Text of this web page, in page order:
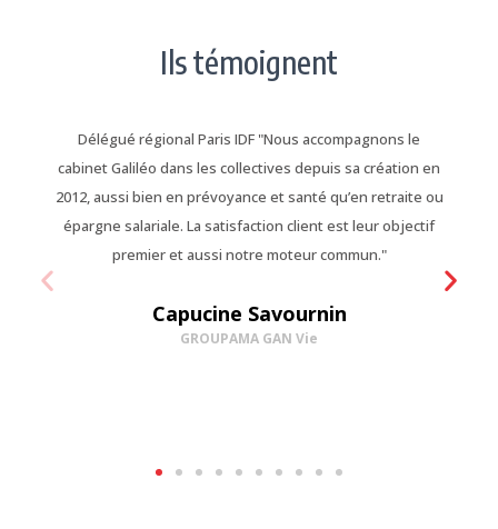
Ils témoignent
régional Paris IDF "Nous accompagnons le
dans les collectives depuis sa création en
bien en prévoyance et santé qu’en retraite ou
La satisfaction client est leur objectif
et aussi notre moteur commun."
Capucine Savournin
GROUPAMA GAN Vie
Souscripteur
équipe soudée
Courtage en se
son métier.